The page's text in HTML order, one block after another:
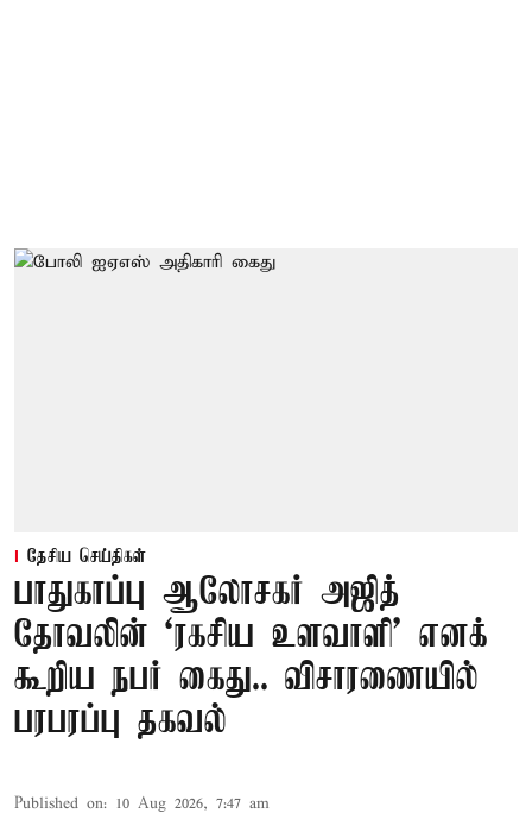
தேசிய செய்திகள்
பாதுகாப்பு ஆலோசகர் அஜித்
தோவலின் ‘ரகசிய உளவாளி’ எனக்
கூறிய நபர் கைது.. விசாரணையில்
பரபரப்பு தகவல்
Published on: 10 Aug 2026, 7:47 am